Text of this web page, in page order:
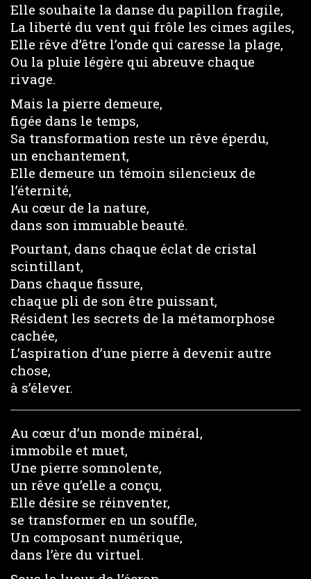
Elle souhaite la danse du papillon fragile,
La liberté du vent qui frôle les cimes agiles,
Elle rêve d’être l’onde qui caresse la plage,
Ou la pluie légère qui abreuve chaque
rivage.
Mais la pierre demeure,
figée dans le temps,
Sa transformation reste un rêve éperdu,
un enchantement,
Elle demeure un témoin silencieux de
l’éternité,
Au cœur de la nature,
dans son immuable beauté.
Pourtant, dans chaque éclat de cristal
scintillant,
Dans chaque fissure,
chaque pli de son être puissant,
Résident les secrets de la métamorphose
cachée,
L’aspiration d’une pierre à devenir autre
chose,
à s’élever.
Au cœur d’un monde minéral,
immobile et muet,
Une pierre somnolente,
un rêve qu’elle a conçu,
Elle désire se réinventer,
se transformer en un souffle,
Un composant numérique,
dans l’ère du virtuel.